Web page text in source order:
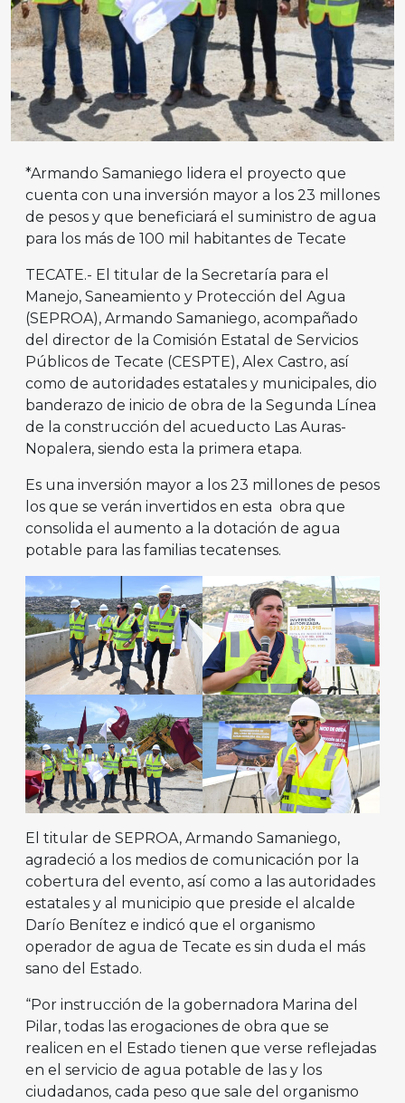
*Armando Samaniego lidera el proyecto que
cuenta con una inversión mayor a los 23 millones
de pesos y que beneficiará el suministro de agua
para los más de 100 mil habitantes de Tecate
TECATE.- El titular de la Secretaría para el
Manejo, Saneamiento y Protección del Agua
(SEPROA), Armando Samaniego, acompañado
del director de la Comisión Estatal de Servicios
Públicos de Tecate (CESPTE), Alex Castro, así
como de autoridades estatales y municipales, dio
banderazo de inicio de obra de la Segunda Línea
de la construcción del acueducto Las Auras-
Nopalera, siendo esta la primera etapa.
Es una inversión mayor a los 23 millones de pesos
los que se verán invertidos en esta obra que
consolida el aumento a la dotación de agua
potable para las familias tecatenses.
El titular de SEPROA, Armando Samaniego,
agradeció a los medios de comunicación por la
cobertura del evento, así como a las autoridades
estatales y al municipio que preside el alcalde
Darío Benítez e indicó que el organismo
operador de agua de Tecate es sin duda el más
sano del Estado.
“Por instrucción de la gobernadora Marina del
Pilar, todas las erogaciones de obra que se
realicen en el Estado tienen que verse reflejadas
en el servicio de agua potable de las y los
ciudadanos, cada peso que sale del organismo